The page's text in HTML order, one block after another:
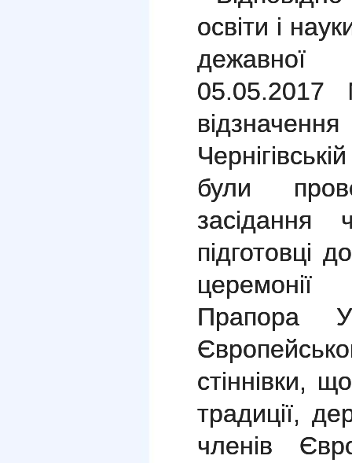
освіти і
дежавної
були
засідання
підготовці
церемонії
Прапора
стіннівки,
традиції,
членів